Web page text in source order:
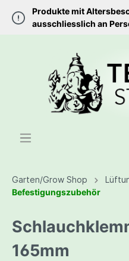
Produkte mit
ausschliesslich an
Garten/Grow Shop
Befestigungszubehör
165mm